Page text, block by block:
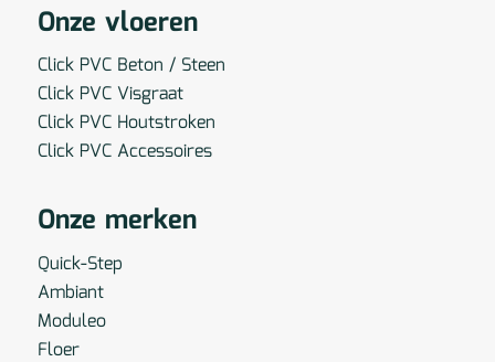
Onze vloeren
Click PVC Beton / Steen
Click PVC Visgraat
Click PVC Houtstroken
Click PVC Accessoires
Onze merken
Quick-Step
Ambiant
Moduleo
Floer